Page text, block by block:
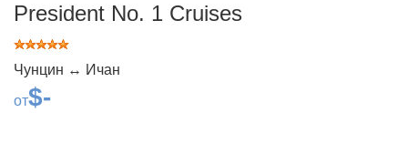
President No. 1 Cruises
Чунцин ↔ Ичан
от$-